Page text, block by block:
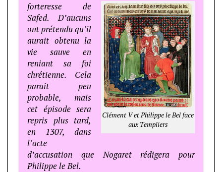
Clément V et Philippe le Bel face
aux Templiers
forteresse de
Safed. D’aucuns
ont prétendu qu’il
aurait obtenu la
vie sauve en
reniant sa foi
chrétienne. Cela
parait peu
probable, mais
cet épisode sera
repris plus tard,
en 1307, dans
l’acte
d’accusation que Nogaret rédigera pour
Philippe le Bel.